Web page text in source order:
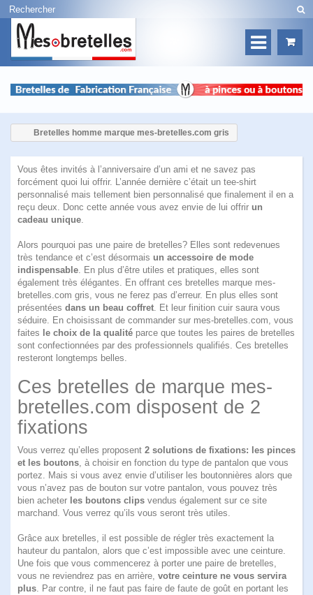
Bretelles homme marque mes-bretelles.com gris
Vous êtes invités à l’anniversaire d’un ami et ne savez pas
forcément quoi lui offrir. L’année dernière c’était un tee-shirt
personnalisé mais tellement bien personnalisé que finalement il en a
reçu deux. Donc cette année vous avez envie de lui offrir un
cadeau unique.
Alors pourquoi pas une paire de bretelles? Elles sont redevenues
très tendance et c’est désormais un accessoire de mode
indispensable. En plus d’être utiles et pratiques, elles sont
également très élégantes. En offrant ces bretelles marque mes-
bretelles.com gris, vous ne ferez pas d’erreur. En plus elles sont
présentées dans un beau coffret. Et leur finition cuir saura vous
séduire. En choisissant de commander sur mes-bretelles.com, vous
faites le choix de la qualité parce que toutes les paires de bretelles
sont confectionnées par des professionnels qualifiés. Ces bretelles
resteront longtemps belles.
Ces bretelles de marque mes-
bretelles.com disposent de 2
fixations
Vous verrez qu’elles proposent 2 solutions de fixations: les pinces
et les boutons, à choisir en fonction du type de pantalon que vous
portez. Mais si vous avez envie d’utiliser les boutonnières alors que
vous n’avez pas de bouton sur votre pantalon, vous pouvez très
bien acheter les boutons clips vendus également sur ce site
marchand. Vous verrez qu’ils vous seront très utiles.
Grâce aux bretelles, il est possible de régler très exactement la
hauteur du pantalon, alors que c’est impossible avec une ceinture.
Une fois que vous commencerez à porter une paire de bretelles,
vous ne reviendrez pas en arrière, votre ceinture ne vous servira
plus. Par contre, il ne faut pas faire de faute de goût en portant les